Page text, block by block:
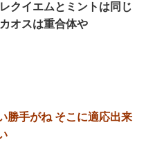
クイエムとミントは同じ
オスは重合体や
勝手がね そこに適応出来